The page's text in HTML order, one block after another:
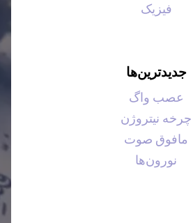
فیزیک
جدیدترین‌ها
عصب واگ
چرخه نیتروژن
مافوق صوت
نورون‌ها